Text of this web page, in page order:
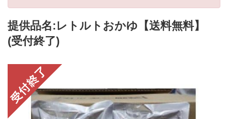
提供品名:レトルトおかゆ【送料無料】
(受付終了)